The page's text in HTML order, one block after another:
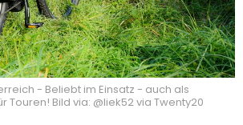
- Beliebt im Einsatz - auch als
Touren! Bild via: @liek52 via Twenty20